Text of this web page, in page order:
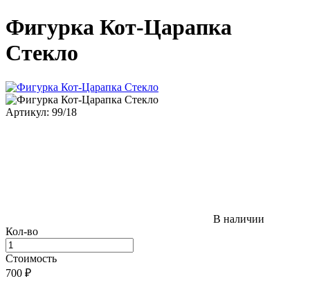
Фигурка Кот-Царапка
Стекло
Артикул: 99/18
В наличии
Кол-во
Стоимость
700 ₽